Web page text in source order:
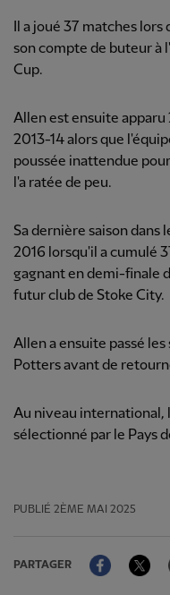
Il a joué 37 matches
son compte de buteur à
Cup.
Allen est ensuite apparu
2013-14 alors que
poussée inattendue
l'a ratée de peu.
Sa dernière saison dans
2016 lorsqu'il a cumulé
gagnant en demi-finale
futur club de Stoke City.
Allen a ensuite passé
Potters avant de
Au niveau international,
sélectionné par le Pays
PUBLIÉ 2ÈME MAI 2025
PARTAGER